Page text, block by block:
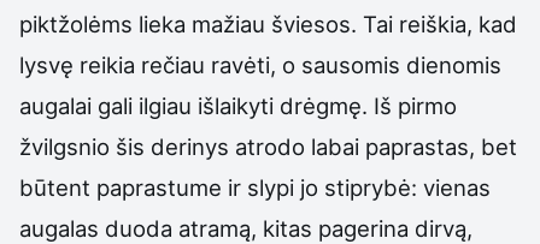
piktžolėms lieka mažiau šviesos. Tai reiškia, kad
lysvę reikia rečiau ravėti, o sausomis dienomis
augalai gali ilgiau išlaikyti drėgmę. Iš pirmo
žvilgsnio šis derinys atrodo labai paprastas, bet
būtent paprastume ir slypi jo stiprybė: vienas
augalas duoda atramą, kitas pagerina dirvą,